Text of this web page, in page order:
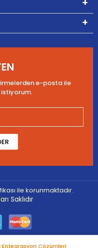
e-posta ile
ile korunmaktadır.
Saklıdır
Çözümleri